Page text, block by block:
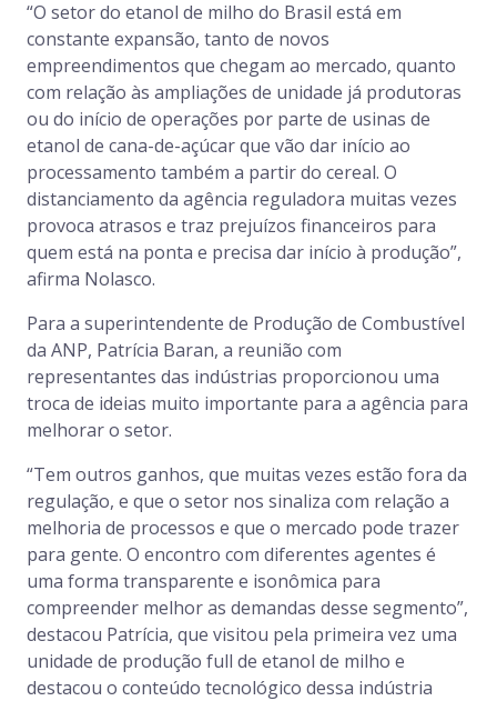
“O setor do etanol de milho do Brasil está em
constante expansão, tanto de novos
empreendimentos que chegam ao mercado, quanto
com relação às ampliações de unidade já produtoras
ou do início de operações por parte de usinas de
etanol de cana-de-açúcar que vão dar início ao
processamento também a partir do cereal. O
distanciamento da agência reguladora muitas vezes
provoca atrasos e traz prejuízos financeiros para
quem está na ponta e precisa dar início à produção”,
afirma Nolasco.
Para a superintendente de Produção de Combustível
da ANP, Patrícia Baran, a reunião com
representantes das indústrias proporcionou uma
troca de ideias muito importante para a agência para
melhorar o setor.
“Tem outros ganhos, que muitas vezes estão fora da
regulação, e que o setor nos sinaliza com relação a
melhoria de processos e que o mercado pode trazer
para gente. O encontro com diferentes agentes é
uma forma transparente e isonômica para
compreender melhor as demandas desse segmento”,
destacou Patrícia, que visitou pela primeira vez uma
unidade de produção full de etanol de milho e
destacou o conteúdo tecnológico dessa indústria